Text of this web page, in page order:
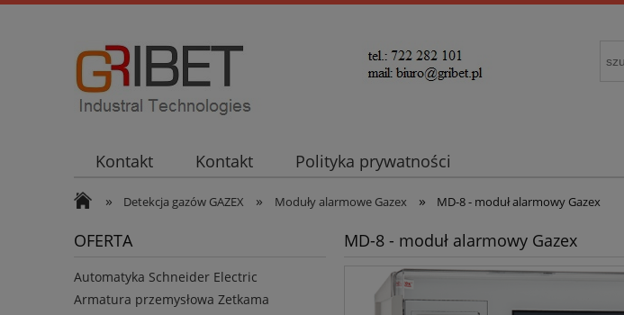
Kontakt Kontakt Polityka prywatności
» Detekcja gazów GAZEX » Moduły alarmowe Gazex » MD-8 - moduł alarmowy Gazex
OFERTA
Automatyka Schneider Electric
Armatura przemysłowa Zetkama
MD-8 - moduł alarmowy Gazex